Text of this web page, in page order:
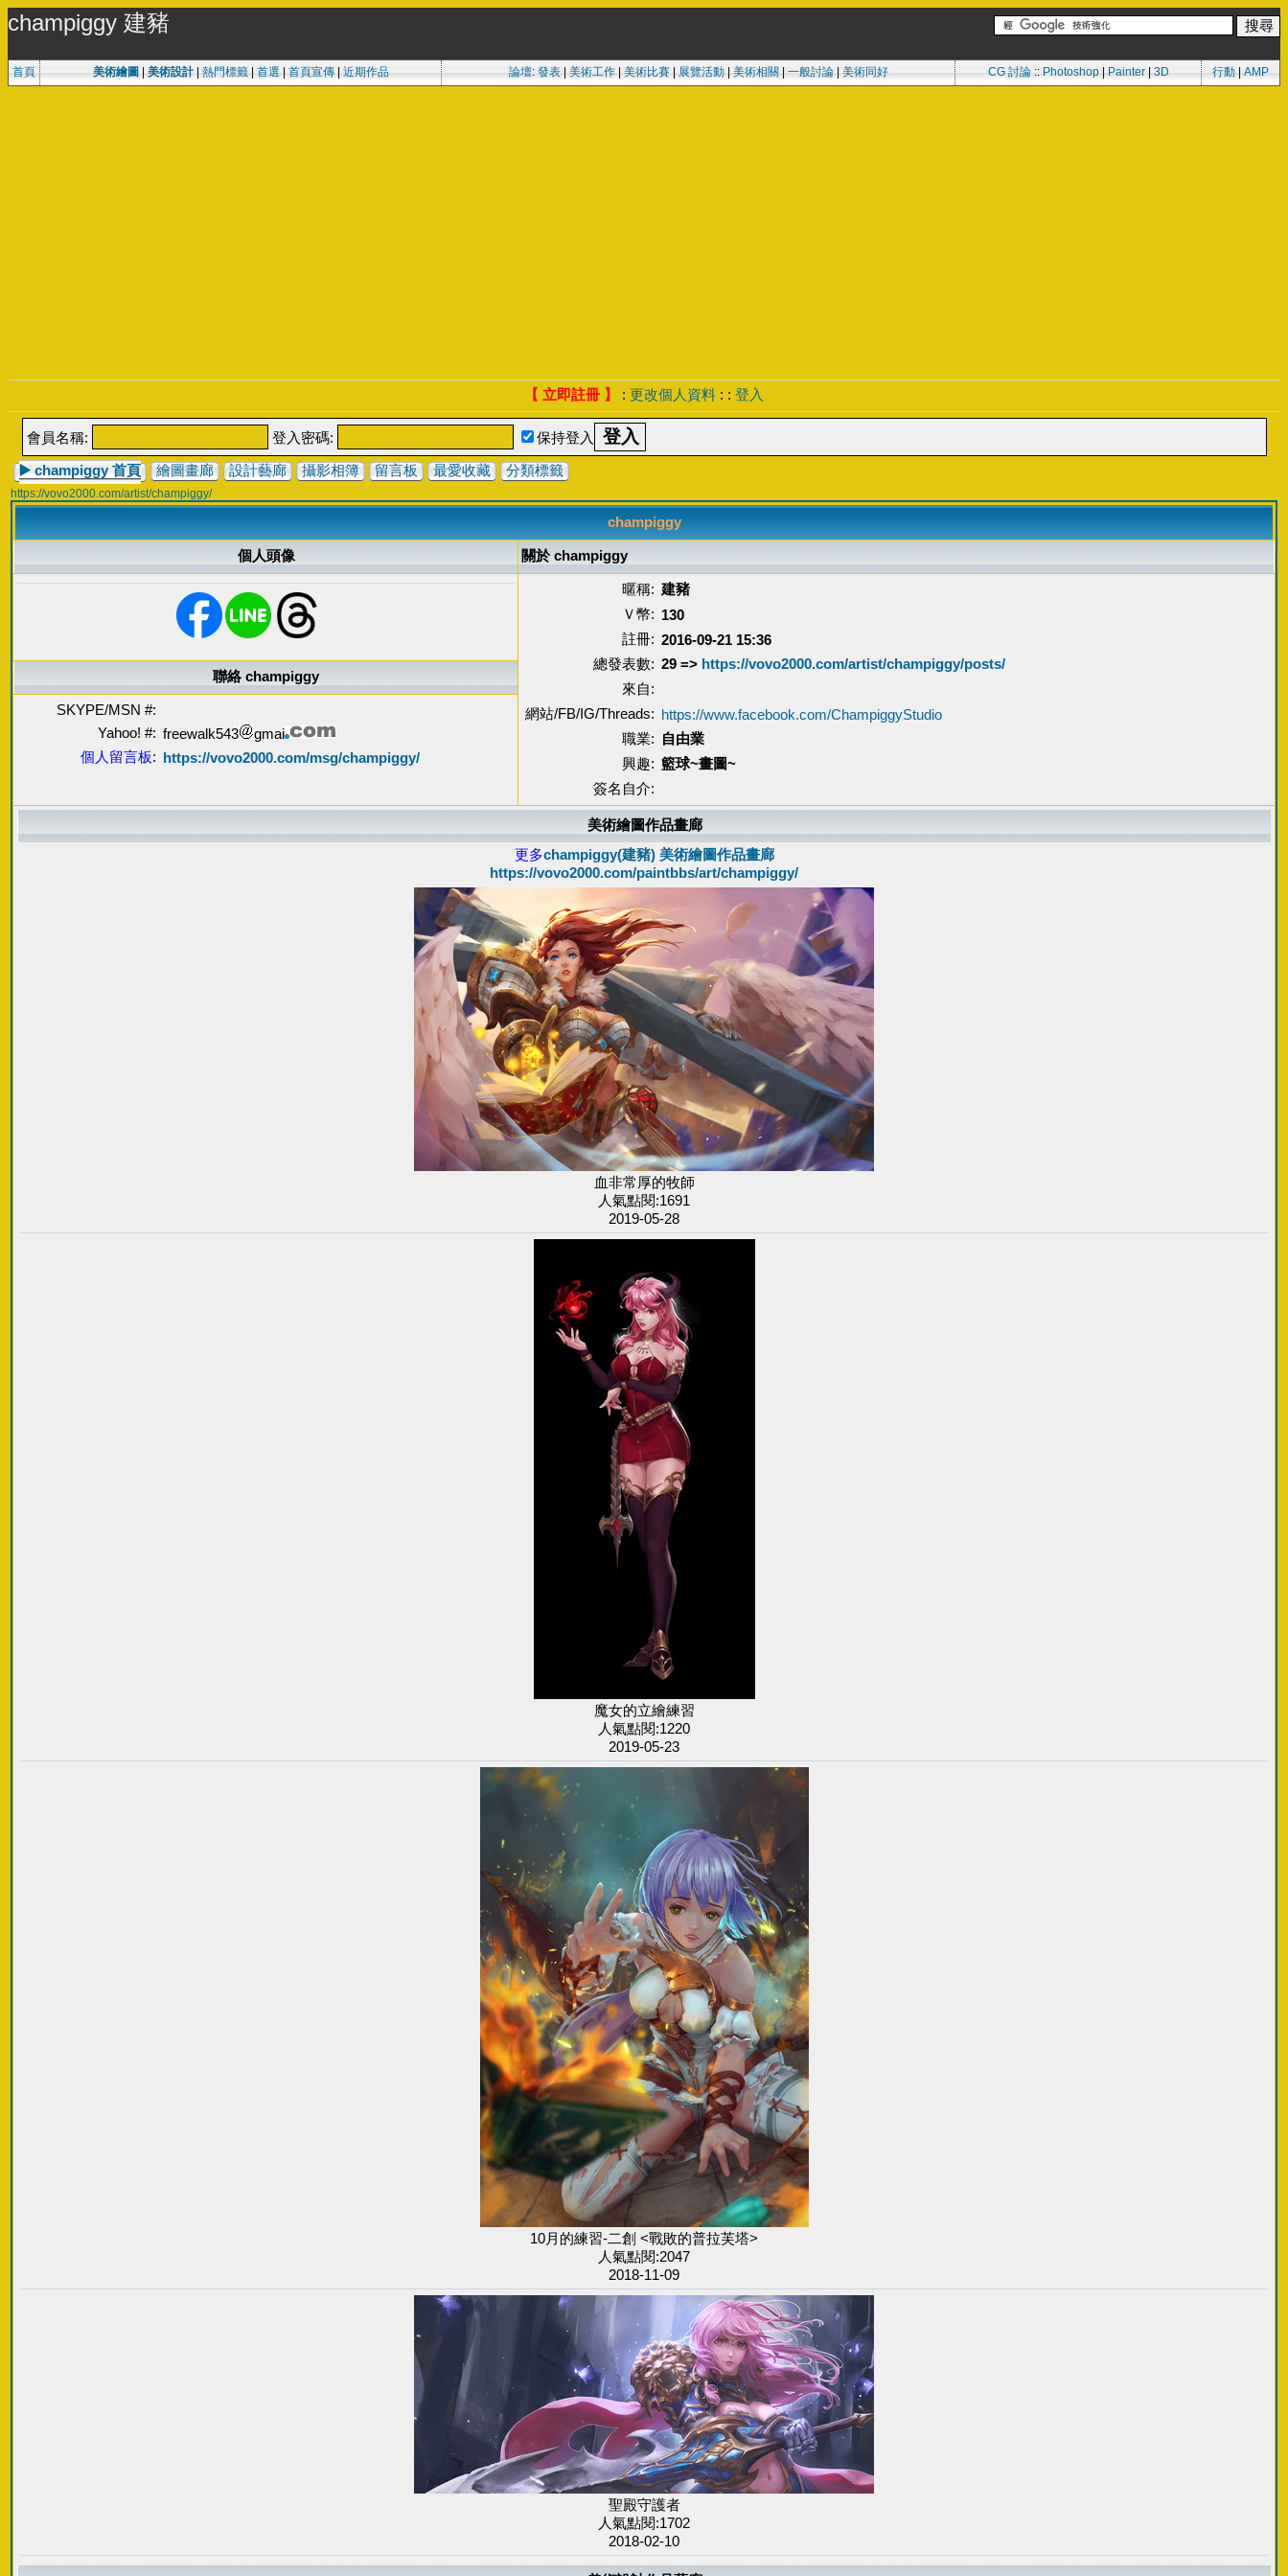
champiggy 建豬
首頁 美術繪圖 美術設計| 熱門標籤| 首選 首頁宣傳| 近期作品 論壇: 發表| 美術工作| 美術比賽| 展覽活動| 美術相關 一般討論| 美術同好 CG 討論:: Photoshop| Painter| 3D 行動 AMP
【 立即註冊 】 : 更改個人資料 : : 登入
會員名稱: 登入密碼:
保持登入
▶️ champiggy 首頁 繪圖畫廊 設計藝廊 攝影相簿 留言板 最愛收藏 分類標籤
https://vovo2000.com/artist/champiggy/
champiggy
個人頭像 關於 champiggy
暱稱: 建豬
Ｖ幣: 130
註冊: 2016-09-21 15:36
總發表數: 29 => https://vovo2000.com/artist/champiggy/posts/
來自:
網站/FB/IG/Threads: https://www.facebook.com/ChampiggyStudio
職業: 自由業
興趣: 籃球~畫圖~
簽名自介:
聯絡 champiggy
SKYPE/MSN #:
Yahoo! #: freewalk543
gmai
個人留言板: https://vovo2000.com/msg/champiggy/
美術繪圖作品畫廊
更多champiggy(建豬) 美術繪圖作品畫廊
https://vovo2000.com/paintbbs/art/champiggy/
血非常厚的牧師
人氣點閱:1691
2019-05-28
魔女的立繪練習
人氣點閱:1220
2019-05-23
10月的練習-二創 <戰敗的普拉芙塔>
人氣點閱:2047
2018-11-09
聖殿守護者
人氣點閱:1702
2018-02-10